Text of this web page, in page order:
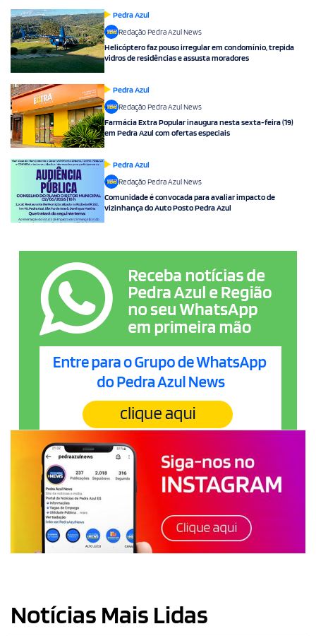
Pedra Azul
Redação Pedra Azul News
Helicóptero faz pouso irregular em condomínio, trepida
vidros de residências e assusta moradores
Pedra Azul
Redação Pedra Azul News
Farmácia Extra Popular inaugura nesta sexta-feira (19)
em Pedra Azul com ofertas especiais
Pedra Azul
Redação Pedra Azul News
Comunidade é convocada para avaliar impacto de
vizinhança do Auto Posto Pedra Azul
Notícias Mais Lidas